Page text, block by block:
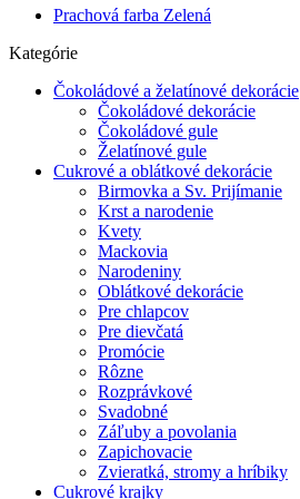
Prachová farba Zelená
Kategórie
Čokoládové a želatínové dekorácie
Čokoládové dekorácie
Čokoládové gule
Želatínové gule
Cukrové a oblátkové dekorácie
Birmovka a Sv. Prijímanie
Krst a narodenie
Kvety
Mackovia
Narodeniny
Oblátkové dekorácie
Pre chlapcov
Pre dievčatá
Promócie
Rôzne
Rozprávkové
Svadobné
Záľuby a povolania
Zapichovacie
Zvieratká, stromy a hríbiky
Cukrové krajky